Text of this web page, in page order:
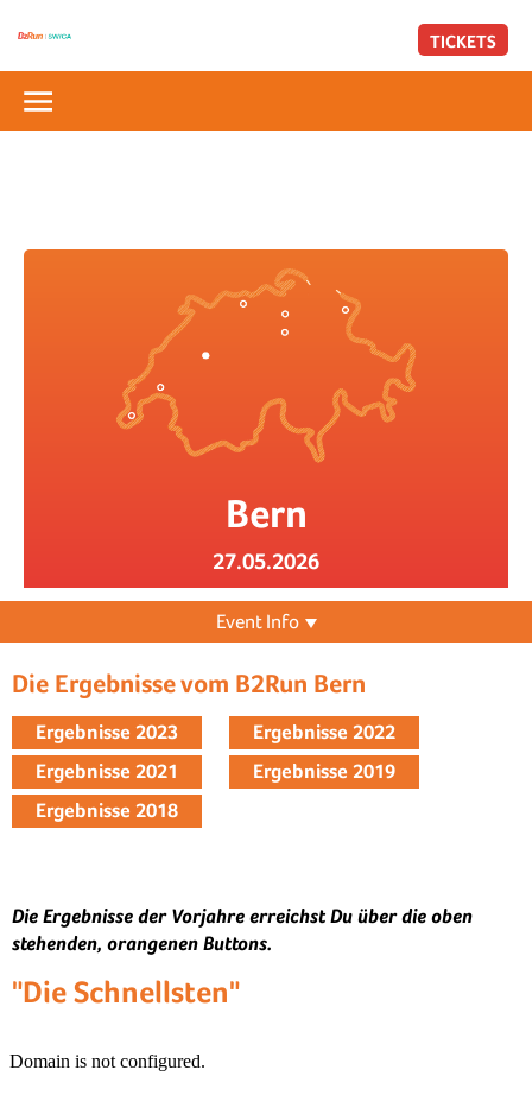
TICKETS
Bern
27.05.2026
Event Info
Die Ergebnisse vom B2Run Bern
Ergebnisse 2023
Ergebnisse 2022
Ergebnisse 2021
Ergebnisse 2019
Ergebnisse 2018
Die Ergebnisse der Vorjahre erreichst Du über die oben
stehenden, orangenen Buttons.
"Die Schnellsten"